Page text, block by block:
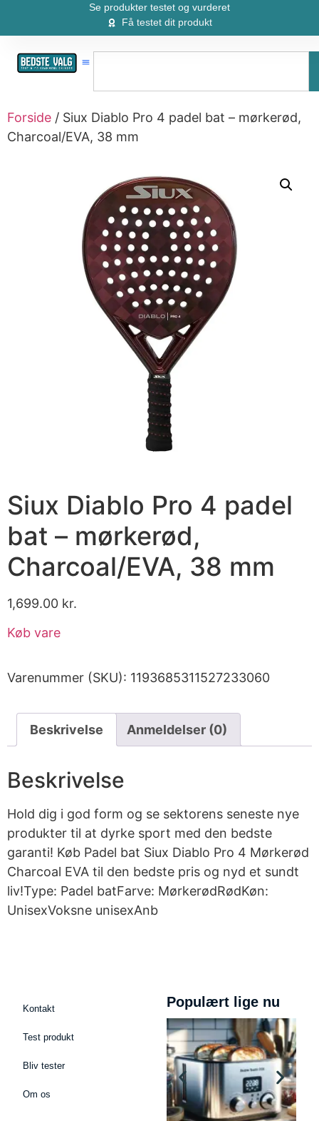
Se produkter testet og vurderet
Få testet dit produkt
Forside / Siux Diablo Pro 4 padel bat – mørkerød,
Charcoal/EVA, 38 mm
Siux Diablo Pro 4 padel
bat – mørkerød,
Charcoal/EVA, 38 mm
1,699.00 kr.
Køb vare
Varenummer (SKU): 1193685311527233060
Beskrivelse Anmeldelser (0)
Beskrivelse
Hold dig i god form og se sektorens seneste nye
produkter til at dyrke sport med den bedste
garanti! Køb Padel bat Siux Diablo Pro 4 Mørkerød
Charcoal EVA til den bedste pris og nyd et sundt
liv!Type: Padel batFarve: MørkerødRødKøn:
UnisexVoksne unisexAnb
Kontakt
Test produkt
Bliv tester
Om os
Populært lige nu